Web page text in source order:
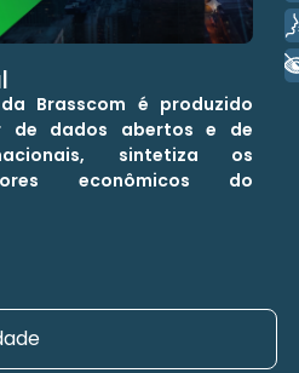
Brasscom é produzido
de dados abertos e de
sintetiza os
econômicos do
Voz